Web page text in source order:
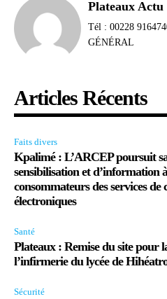
Plateaux Actu
Tél : 00228
GÉNÉRAL
Articles Récents
Faits divers
Kpalimé : L’ARCEP poursuit
sensibilisation et d’information
consommateurs des services
électroniques
Santé
Plateaux : Remise du site pour
l’infirmerie du lycée de
Sécurité